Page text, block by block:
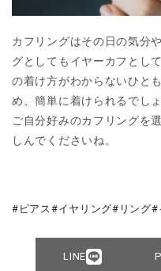
カフリングはその日の気分
グとしてもイヤーカフとし
の着け方がわからないひと
め、簡単に着けられるでし
ご自分好みのカフリングを
しんでくださいね。
ピアス イヤリング リング
LINE